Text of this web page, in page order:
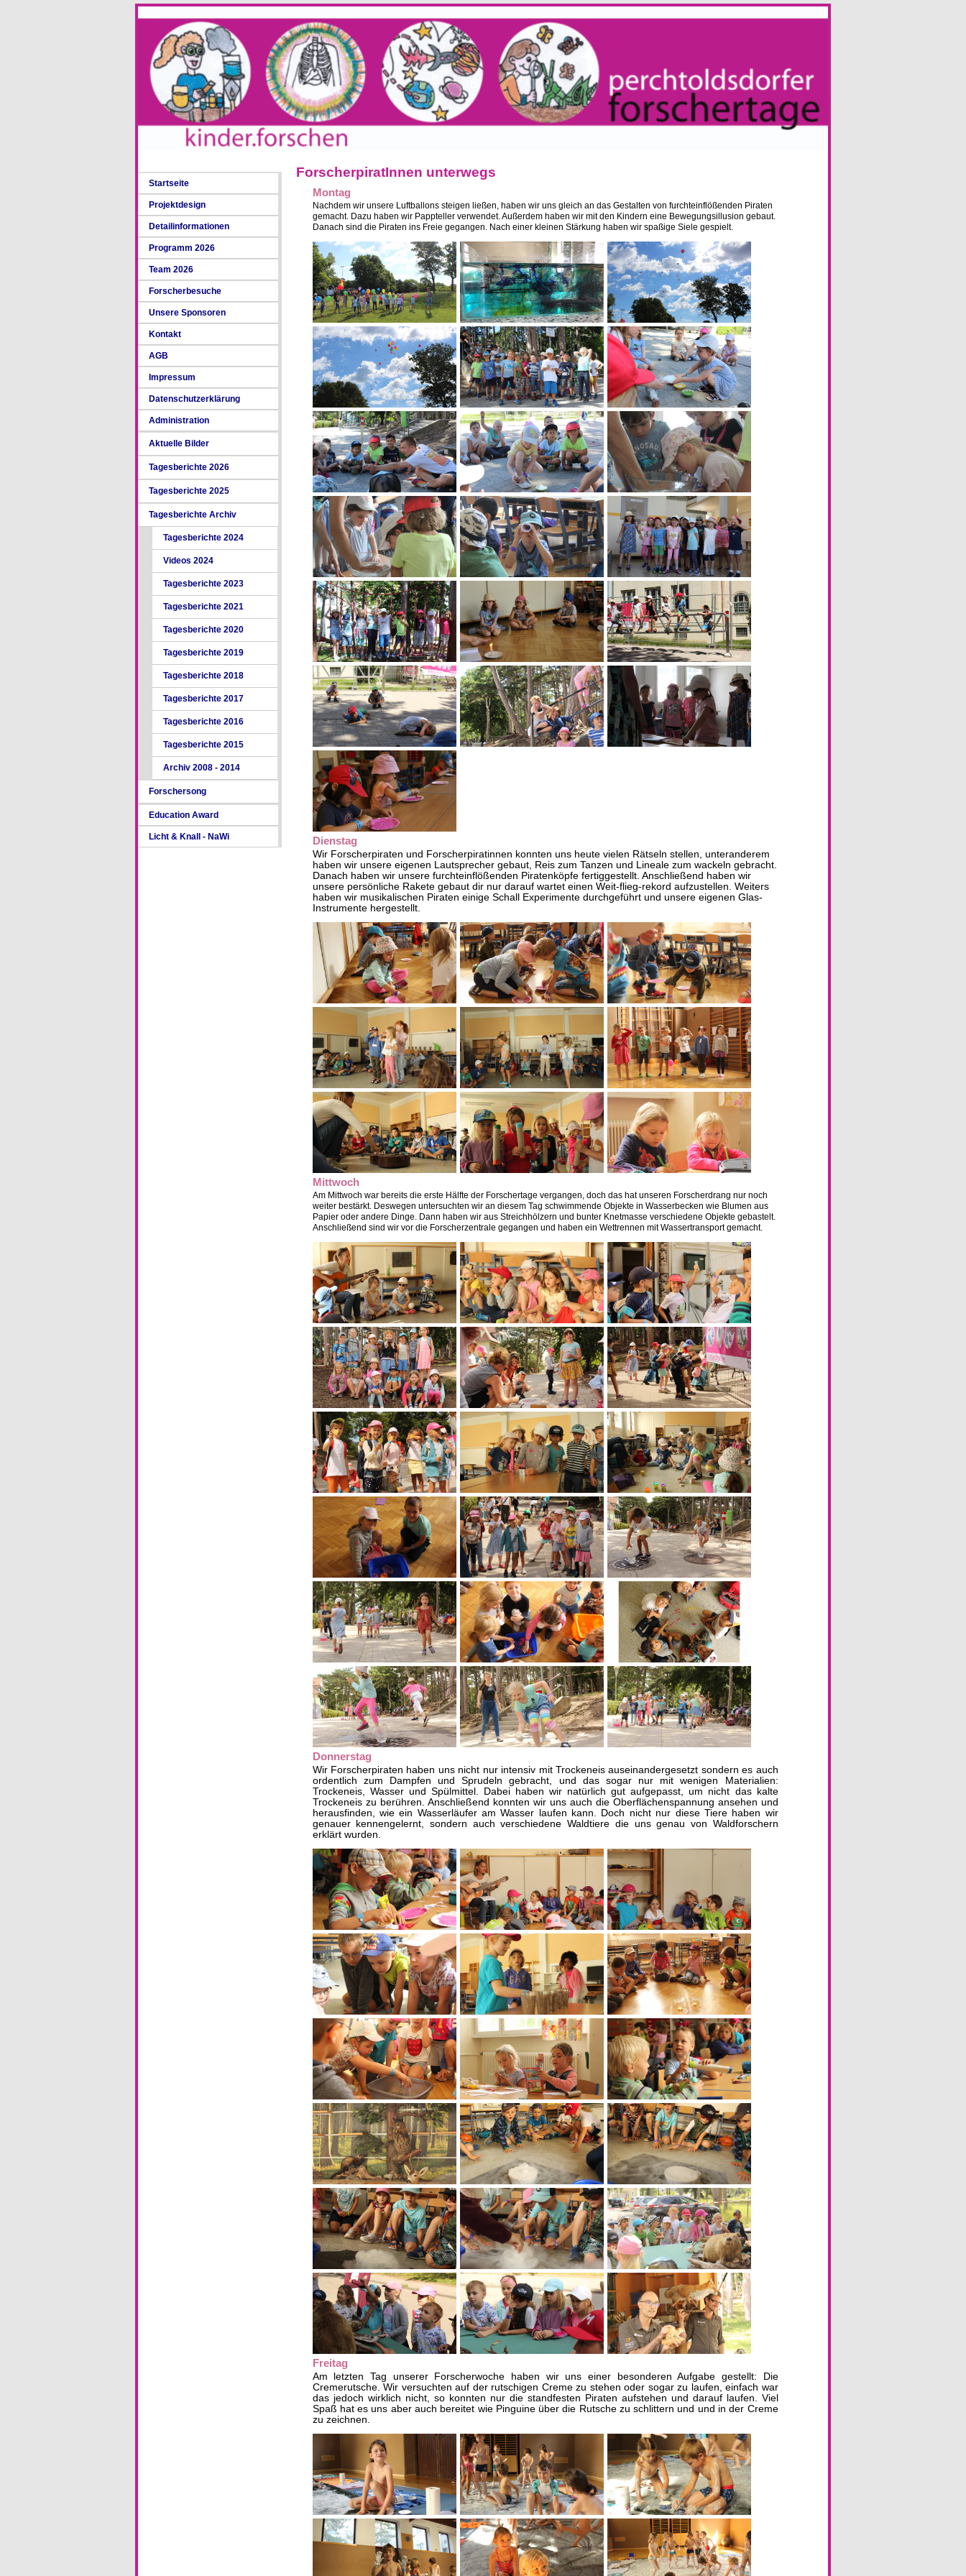
Startseite
Projektdesign
Detailinformationen
Programm 2026
Team 2026
Forscherbesuche
Unsere Sponsoren
Kontakt
AGB
Impressum
Datenschutzerklärung
Administration
Aktuelle Bilder
Tagesberichte 2026
Tagesberichte 2025
Tagesberichte Archiv
Tagesberichte 2024
Videos 2024
Tagesberichte 2023
Tagesberichte 2021
Tagesberichte 2020
Tagesberichte 2019
Tagesberichte 2018
Tagesberichte 2017
Tagesberichte 2016
Tagesberichte 2015
Archiv 2008 - 2014
Forschersong
Education Award
Licht & Knall - NaWi
ForscherpiratInnen unterwegs
Montag
Nachdem wir unsere Luftballons steigen ließen, haben wir uns gleich an das Gestalten von furchteinflößenden Piraten
gemacht. Dazu haben wir Pappteller verwendet. Außerdem haben wir mit den Kindern eine Bewegungsillusion gebaut.
Danach sind die Piraten ins Freie gegangen. Nach einer kleinen Stärkung haben wir spaßige Siele gespielt.
Dienstag
Wir Forscherpiraten und Forscherpiratinnen konnten uns heute vielen Rätseln stellen, unteranderem
haben wir unsere eigenen Lautsprecher gebaut, Reis zum Tanzen und Lineale zum wackeln gebracht.
Danach haben wir unsere furchteinflößenden Piratenköpfe fertiggestellt. Anschließend haben wir
unsere persönliche Rakete gebaut dir nur darauf wartet einen Weit-flieg-rekord aufzustellen. Weiters
haben wir musikalischen Piraten einige Schall Experimente durchgeführt und unsere eigenen Glas-
Instrumente hergestellt.
Mittwoch
Am Mittwoch war bereits die erste Hälfte der Forschertage vergangen, doch das hat unseren Forscherdrang nur noch
weiter bestärkt. Deswegen untersuchten wir an diesem Tag schwimmende Objekte in Wasserbecken wie Blumen aus
Papier oder andere Dinge. Dann haben wir aus Streichhölzern und bunter Knetmasse verschiedene Objekte gebastelt.
Anschließend sind wir vor die Forscherzentrale gegangen und haben ein Wettrennen mit Wassertransport gemacht.
Donnerstag
Wir Forscherpiraten haben uns nicht nur intensiv mit Trockeneis auseinandergesetzt sondern es auch
ordentlich zum Dampfen und Sprudeln gebracht, und das sogar nur mit wenigen Materialien:
Trockeneis, Wasser und Spülmittel. Dabei haben wir natürlich gut aufgepasst, um nicht das kalte
Trockeneis zu berühren. Anschließend konnten wir uns auch die Oberflächenspannung ansehen und
herausfinden, wie ein Wasserläufer am Wasser laufen kann. Doch nicht nur diese Tiere haben wir
genauer kennengelernt, sondern auch verschiedene Waldtiere die uns genau von Waldforschern
erklärt wurden.
Freitag
Am letzten Tag unserer Forscherwoche haben wir uns einer besonderen Aufgabe gestellt: Die
Cremerutsche. Wir versuchten auf der rutschigen Creme zu stehen oder sogar zu laufen, einfach war
das jedoch wirklich nicht, so konnten nur die standfesten Piraten aufstehen und darauf laufen. Viel
Spaß hat es uns aber auch bereitet wie Pinguine über die Rutsche zu schlittern und und in der Creme
zu zeichnen.